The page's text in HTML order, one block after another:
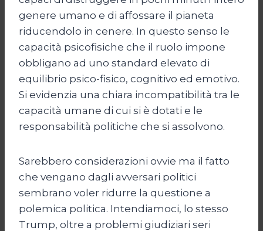
genere umano e di affossare il pianeta
riducendolo in cenere. In questo senso le
capacità psicofisiche che il ruolo impone
obbligano ad uno standard elevato di
equilibrio psico-fisico, cognitivo ed emotivo.
Si evidenzia una chiara incompatibilità tra le
capacità umane di cui si è dotati e le
responsabilità politiche che si assolvono.
Sarebbero considerazioni ovvie ma il fatto
che vengano dagli avversari politici
sembrano voler ridurre la questione a
polemica politica. Intendiamoci, lo stesso
Trump, oltre a problemi giudiziari seri